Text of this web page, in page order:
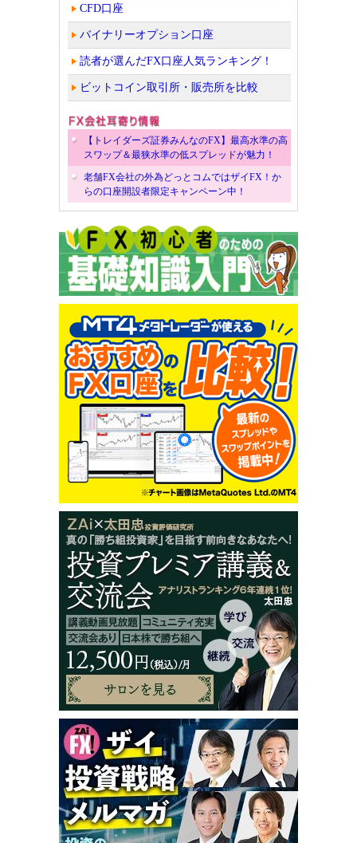
CFD口座
バイナリーオプション口座
読者が選んだFX口座人気ランキング！
ビットコイン取引所・販売所を比較
【トレイダーズ証券みんなのFX】最高水準の高
スワップ＆最狭水準の低スプレッドが魅力！
老舗FX会社の外為どっとコムではザイFX！か
らの口座開設者限定キャンペーン中！